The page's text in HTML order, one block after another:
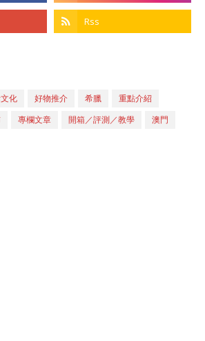
化 好物推介 希臘
重點介紹
專欄文章 開箱／評測／教學
澳門